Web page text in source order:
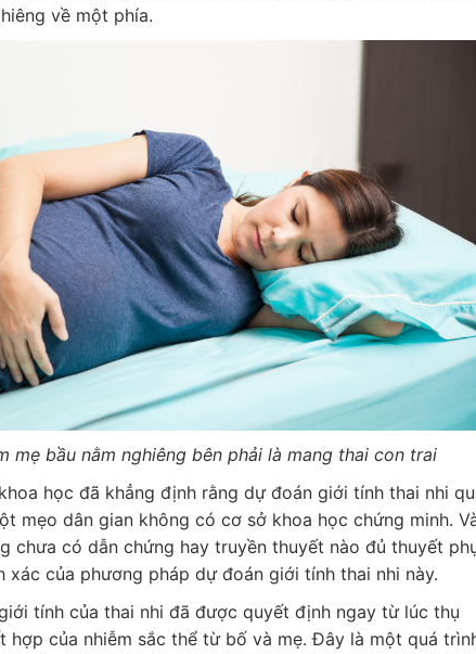
về một phía.
mẹ bầu nằm nghiêng bên phải là mang thai con trai
học đã khẳng định rằng dự đoán giới tính thai nhi
mẹo dân gian không có cơ sở khoa học chứng minh.
chưa có dẫn chứng hay truyền thuyết nào đủ thuyết
xác của phương pháp dự đoán giới tính thai nhi này.
tính của thai nhi đã được quyết định ngay từ lúc thụ
hợp của nhiễm sắc thể từ bố và mẹ. Đây là một quá